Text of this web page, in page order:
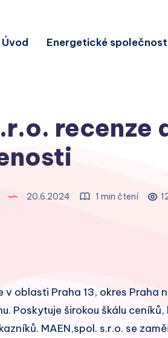
Úvod Energetické
recenze
20.6.2024 1 min čtení
v oblasti Praha 13, okres Praha
Poskytuje širokou škálu ceníků,
MAEN,spol. s.r.o. se